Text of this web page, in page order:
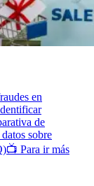
en
de
sobre
📺 Para ir más